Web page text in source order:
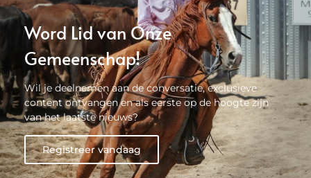
Word Lid van Onze
Gemeenschap!
Wil je deelnemen aan de conversatie, exclusieve
content ontvangen en als eerste op de hoogte zijn
van het laatste nieuws?
Registreer vandaag